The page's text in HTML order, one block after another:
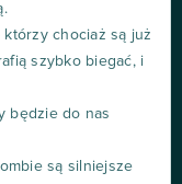
chociaż są już
szybko biegać, i
będzie do nas
są silniejsze